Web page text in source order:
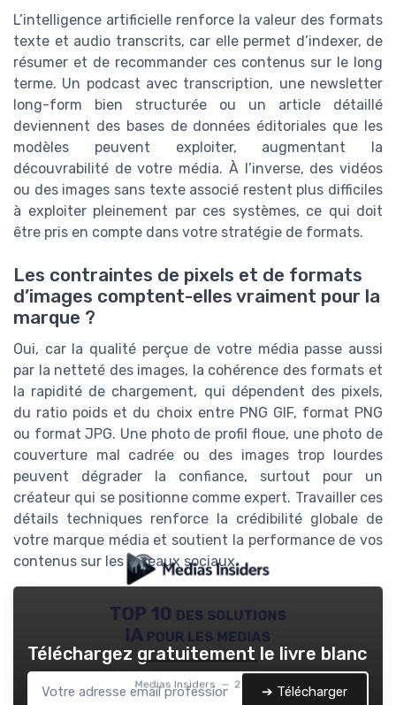
L’intelligence artificielle renforce la valeur des formats
texte et audio transcrits, car elle permet d’indexer, de
résumer et de recommander ces contenus sur le long
terme. Un podcast avec transcription, une newsletter
long-form bien structurée ou un article détaillé
deviennent des bases de données éditoriales que les
modèles peuvent exploiter, augmentant la
découvrabilité de votre média. À l’inverse, des vidéos
ou des images sans texte associé restent plus difficiles
à exploiter pleinement par ces systèmes, ce qui doit
être pris en compte dans votre stratégie de formats.
Les contraintes de pixels et de formats
d’images comptent-elles vraiment pour la
marque ?
Oui, car la qualité perçue de votre média passe aussi
par la netteté des images, la cohérence des formats et
la rapidité de chargement, qui dépendent des pixels,
du ratio poids et du choix entre PNG GIF, format PNG
ou format JPG. Une photo de profil floue, une photo de
couverture mal cadrée ou des images trop lourdes
peuvent dégrader la confiance, surtout pour un
créateur qui se positionne comme expert. Travailler ces
détails techniques renforce la crédibilité globale de
votre marque média et soutient la performance de vos
contenus sur les réseaux sociaux.
TOP 10 des solutions
IA pour les medias
Medias Insiders — 2026
Téléchargez gratuitement le livre blanc
➔ Télécharger